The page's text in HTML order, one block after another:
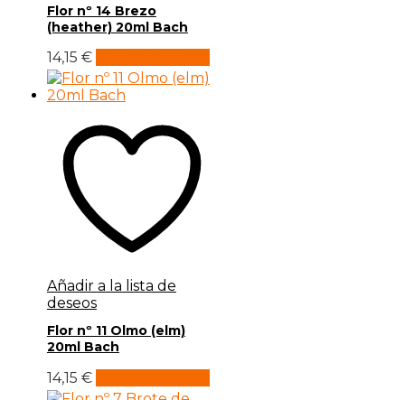
Flor nº 14 Brezo
(heather) 20ml Bach
14,15 €
Añadir a la lista de
deseos
Flor nº 11 Olmo (elm)
20ml Bach
14,15 €